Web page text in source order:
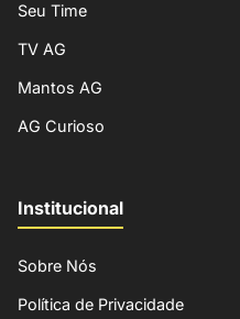
Seu Time
TV AG
Mantos AG
AG Curioso
Institucional
Sobre Nós
Política de Privacidade